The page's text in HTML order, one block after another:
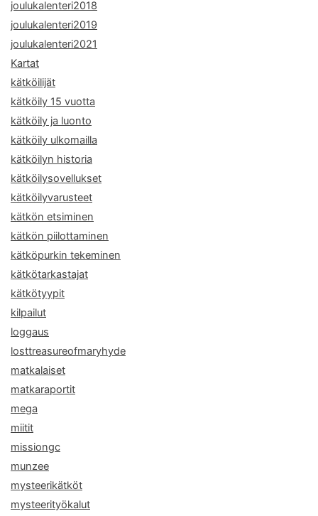
joulukalenteri2018
joulukalenteri2019
joulukalenteri2021
Kartat
kätköilijät
kätköily 15 vuotta
kätköily ja luonto
kätköily ulkomailla
kätköilyn historia
kätköilysovellukset
kätköilyvarusteet
kätkön etsiminen
kätkön piilottaminen
kätköpurkin tekeminen
kätkötarkastajat
kätkötyypit
kilpailut
loggaus
losttreasureofmaryhyde
matkalaiset
matkaraportit
mega
miitit
missiongc
munzee
mysteerikätköt
mysteerityökalut